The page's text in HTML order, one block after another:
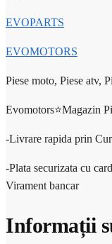
EVOPARTS
EVOMOTORS
Piese moto, Piese atv,
Evomotors⭐️Magazin
-Livrare rapida prin
-Plata securizata cu
Virament bancar
Informații